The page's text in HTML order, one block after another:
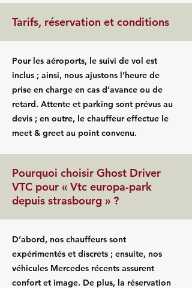
Tarifs, réservation et conditions
Pour les aéroports, le suivi de vol est
inclus ; ainsi, nous ajustons l’heure de
prise en charge en cas d’avance ou de
retard. Attente et parking sont prévus au
devis ; en outre, le chauffeur effectue le
meet & greet au point convenu.
Pourquoi choisir Ghost Driver
VTC pour « Vtc europa-park
depuis strasbourg » ?
D’abord, nos chauffeurs sont
expérimentés et discrets ; ensuite, nos
véhicules Mercedes récents assurent
confort et image. De plus, la réservation